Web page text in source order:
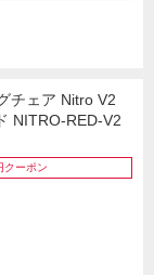
チェア Nitro V2
NITRO-RED-V2
クーポン